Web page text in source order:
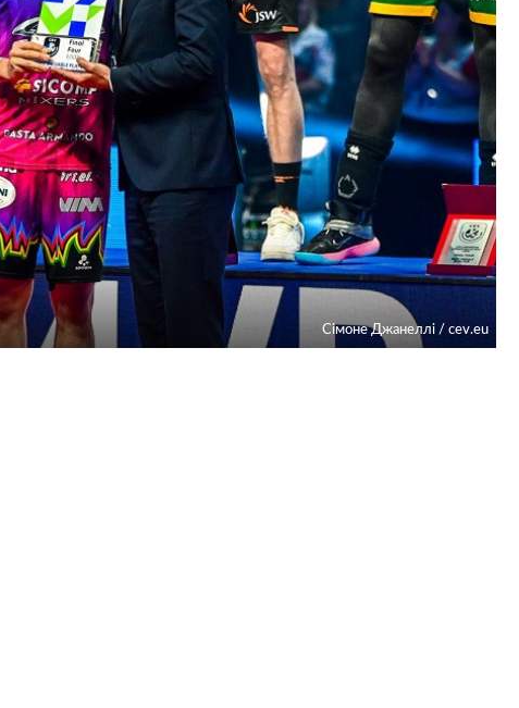
Сімоне Джанеллі / cev.eu